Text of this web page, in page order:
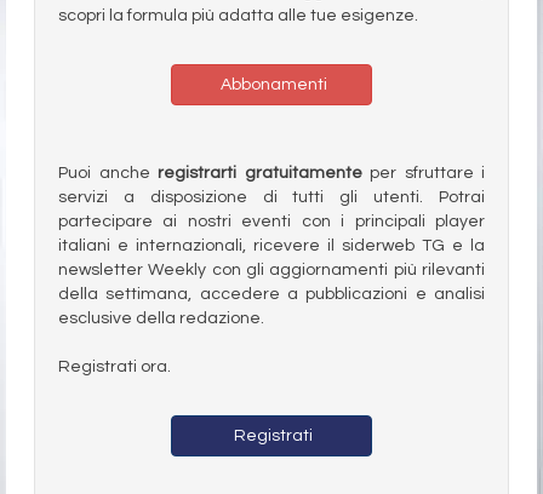
scopri la formula più adatta alle tue esigenze.
Abbonamenti
Puoi anche registrarti gratuitamenteper sfruttare i
servizi a disposizione di tutti gli utenti. Potrai
partecipare ai nostri eventi con i principali player
italiani e internazionali, ricevere il siderweb TG e la
newsletter Weekly con gli aggiornamenti più rilevanti
della settimana, accedere a pubblicazioni e analisi
esclusive della redazione.
Registrati ora.
Registrati